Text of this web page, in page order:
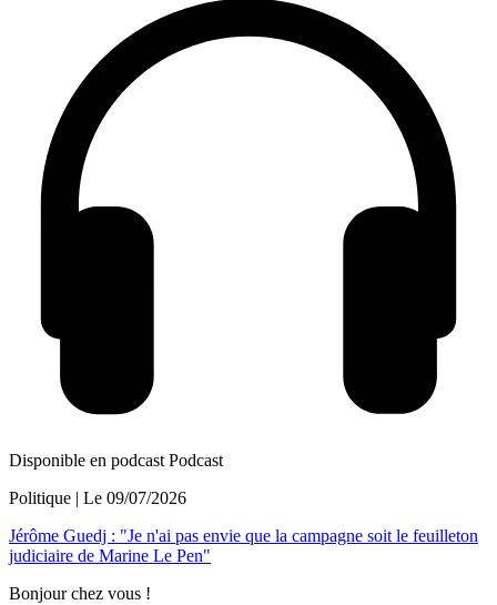
Disponible en podcast Podcast
Politique | Le 09/07/2026
Jérôme Guedj : "Je n'ai pas envie que la campagne soit le feuilleton
judiciaire de Marine Le Pen"
Bonjour chez vous !